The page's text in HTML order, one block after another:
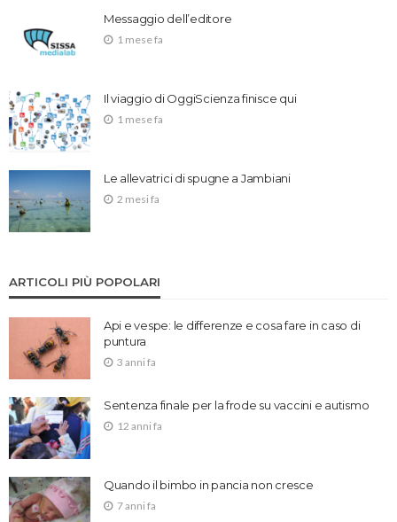
Messaggio dell’editore
1 mese fa
Il viaggio di OggiScienza finisce qui
1 mese fa
Le allevatrici di spugne a Jambiani
2 mesi fa
ARTICOLI PIÙ POPOLARI
Api e vespe: le differenze e cosa fare in caso di
puntura
3 anni fa
Sentenza finale per la frode su vaccini e autismo
12 anni fa
Quando il bimbo in pancia non cresce
7 anni fa